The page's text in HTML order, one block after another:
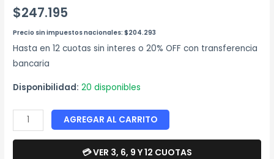
$247.195
Precio sin impuestos nacionales:$204.293
Hasta en 12 cuotas sin interes o 20% OFF con transferencia
bancaria
Disponibilidad: 20 disponibles
AGREGAR AL CARRITO
💳 VER 3, 6, 9 Y 12 CUOTAS